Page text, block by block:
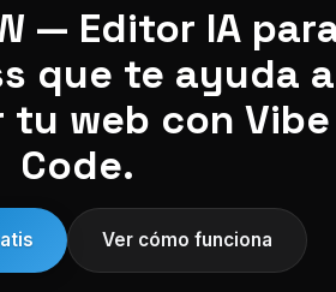
— Editor IA
que te ayuda a
web con Vibe
Code.
Ver cómo funciona